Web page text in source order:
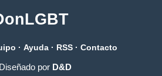
· Ayuda · RSS · Contacto
por D&D